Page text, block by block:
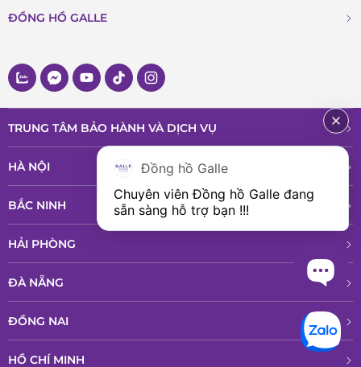
ĐỒNG HỒ GALLE
TRUNG TÂM BẢO HÀNH VÀ DỊCH VỤ
HÀ NỘI
BẮC NINH
HẢI PHÒNG
ĐÀ NẴNG
ĐỒNG NAI
HỒ CHÍ MINH
Đồng hồ Galle
Chuyên viên Đồng hồ Galle đang
sẵn sàng hỗ trợ bạn !!!